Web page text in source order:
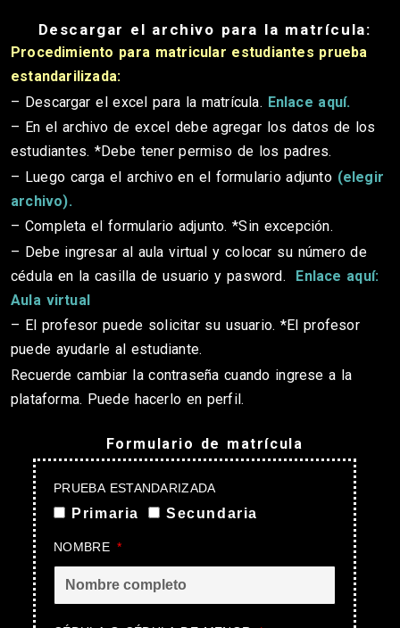
Descargar el archivo para la matrícula:
Procedimiento para matricular estudiantes prueba
estandarilizada:
– Descargar el excel para la matrícula. Enlace aquí.
– En el archivo de excel debe agregar los datos de los
estudiantes. *Debe tener permiso de los padres.
– Luego carga el archivo en el formulario adjunto (elegir
archivo).
– Completa el formulario adjunto. *Sin excepción.
– Debe ingresar al aula virtual y colocar su número de
cédula en la casilla de usuario y pasword. Enlace aquí:
Aula virtual
– El profesor puede solicitar su usuario. *El profesor
puede ayudarle al estudiante.
Recuerde cambiar la contraseña cuando ingrese a la
plataforma. Puede hacerlo en perfil.
Formulario de matrícula
PRUEBA ESTANDARIZADA
Primaria Secundaria
NOMBRE